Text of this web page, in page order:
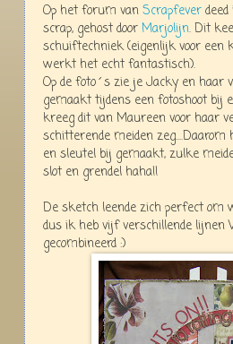
Op het forum vanScrapfever
scrap, gehost doorMarjolijn. Dit
schuiftechniek (eigenlijk voor een
werkt het echt fantastisch).
Op de foto´s zie je Jacky en haar
gemaakt tijdens een fotoshoot bij
kreeg dit van Maureen voor haar
schitterende meiden
en sleutel bij gemaakt, zulke
slot en grendel haha!!
De sketch leende zich perfect
dus ik heb vijf verschillende lijnen
gecombineerd :)